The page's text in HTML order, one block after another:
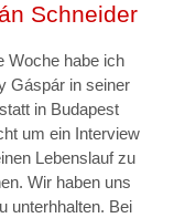
Schneider
Woche habe ich
Gáspár in seiner
in Budapest
um ein Interview
Lebenslauf zu
Wir haben uns
unterhhalten. Bei